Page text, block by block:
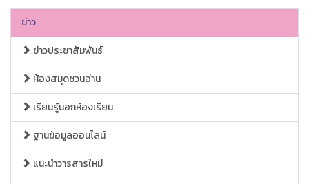
ข่าว
ข่าวประชาสัมพันธ์
ห้องสมุดชวนอ่าน
เรียนรู้นอกห้องเรียน
ฐานข้อมูลออนไลน์
แนะนำวารสารใหม่